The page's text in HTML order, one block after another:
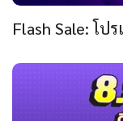
Flash Sale: โป